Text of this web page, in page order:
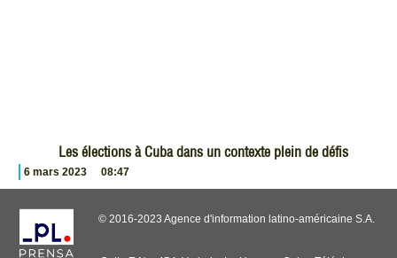
Les élections à Cuba dans un contexte plein de défis
6 mars 2023 08:47
© 2016-2023 Agence d'information latino-américaine S.A.